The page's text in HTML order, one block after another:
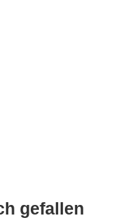
gefallen